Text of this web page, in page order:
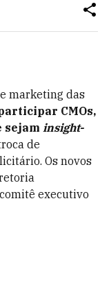
marketing das
CMOs,
sejam insight-
de
Os novos
executivo